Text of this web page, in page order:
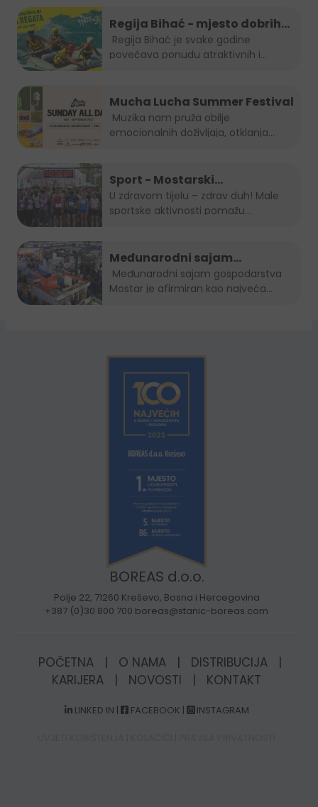
Regija Bihać - mjesto dobrih
evenata
povećava ponudu atraktivnih i...
Mucha Lucha Summer Festival
emocionalnih doživljaja, otklanja
Sport - Mostarski
polumaraton, Sara 5K, Zenički
cener i Kiseljak open
U zdravom tijelu – zdrav duh! Male
sportske aktivnosti pomažu...
Međunarodni sajam
gospodarstva Mostar 2022.
Mostar je afirmiran kao najveća...
BOREAS d.o.o.
Polje 22, 71260 Kreševo, Bosna i Hercegovina
+387 (0)30 800 700 boreas@stanic-boreas.com
POČETNA | O NAMA | DISTRIBUCIJA
|
KARIJERA
| NOVOSTI | KONTAKT
LINKED IN | FACEBOOK | INSTAGRAM